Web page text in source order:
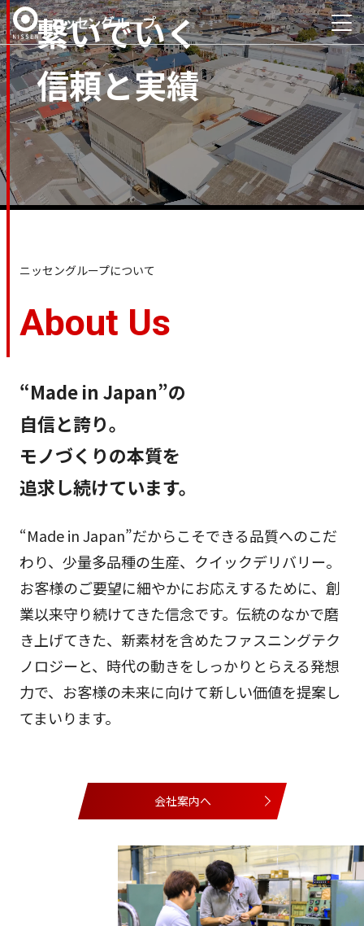
繋いでいく
信頼と実績
ニッセングループについて
About Us
“Made in Japan”の
自信と誇り。
モノづくりの本質を
追求し続けています。
“Made in Japan”だからこそできる品質へのこだ
わり、少量多品種の生産、クイックデリバリー。
お客様のご要望に細やかにお応えするために、創
業以来守り続けてきた信念です。伝統のなかで磨
き上げてきた、新素材を含めたファスニングテク
ノロジーと、時代の動きをしっかりとらえる発想
力で、お客様の未来に向けて新しい価値を提案し
てまいります。
会社案内へ